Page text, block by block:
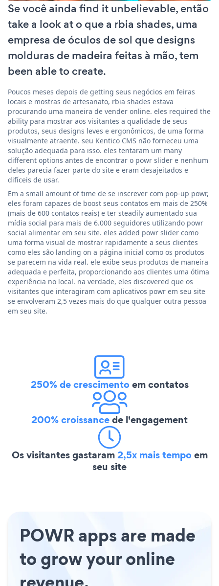
Se você ainda find it unbelievable, então
take a look at o que a rbia shades, uma
empresa de óculos de sol que designs
molduras de madeira feitas à mão, tem
been able to create.
Poucos meses depois de getting seus negócios em feiras
locais e mostras de artesanato, rbia shades estava
procurando uma maneira de vender online. eles required the
ability para mostrar aos visitantes a qualidade de seus
produtos, seus designs leves e ergonômicos, de uma forma
visualmente atraente. seu Kentico CMS não forneceu uma
solução adequada para isso. eles tentaram um many
different options antes de encontrar o powr slider e nenhum
deles parecia fazer parte do site e eram desajeitados e
difíceis de usar.
Em a small amount of time de se inscrever com pop-up powr,
eles foram capazes de boost seus contatos em mais de 250%
(mais de 600 contatos reais) e ter steadily aumentado sua
mídia social para mais de 6.000 seguidores utilizando powr
social alimentar em seu site. eles added powr slider como
uma forma visual de mostrar rapidamente a seus clientes
como eles são landing on a página inicial como os produtos
se parecem na vida real. ele exibe seus produtos de maneira
adequada e perfeita, proporcionando aos clientes uma ótima
experiência no local. na verdade, eles discovered que os
visitantes que interagiram com aplicativos powr em seu site
se envolveram 2,5 vezes mais do que qualquer outra pessoa
em seu site.
250% de crescimentoem contatos
200% croissancede l'engagement
Os visitantes gastaram2,5x mais tempoem
seu site
POWR apps are made
to grow your online